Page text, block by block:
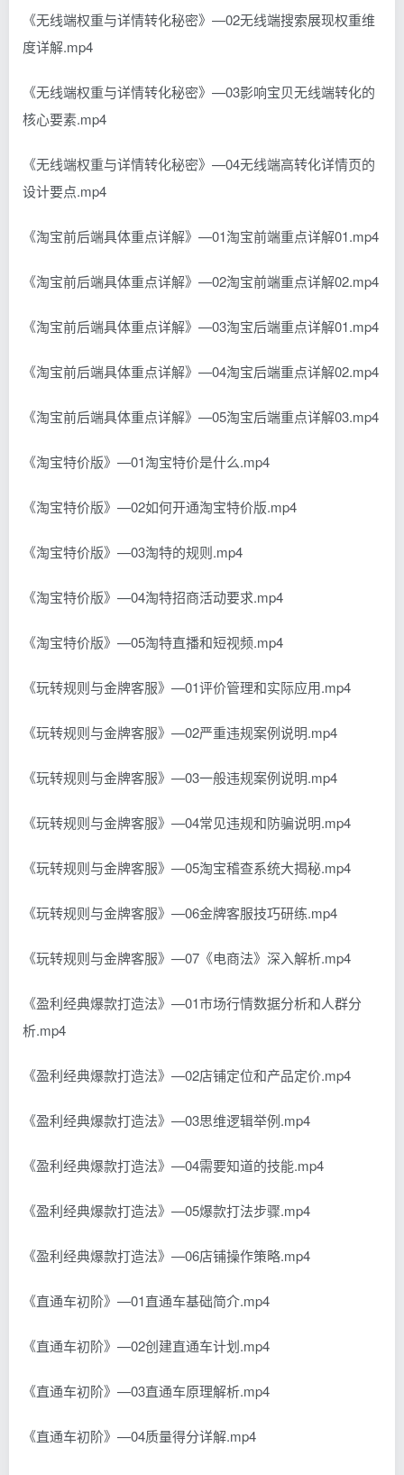
《无线端权重与详情转化秘密》—02无线端搜索展现权重维
度详解.mp4
《无线端权重与详情转化秘密》—03影响宝贝无线端转化的
核心要素.mp4
《无线端权重与详情转化秘密》—04无线端高转化详情页的
设计要点.mp4
《淘宝前后端具体重点详解》—01淘宝前端重点详解01.mp4
《淘宝前后端具体重点详解》—02淘宝前端重点详解02.mp4
《淘宝前后端具体重点详解》—03淘宝后端重点详解01.mp4
《淘宝前后端具体重点详解》—04淘宝后端重点详解02.mp4
《淘宝前后端具体重点详解》—05淘宝后端重点详解03.mp4
《淘宝特价版》—01淘宝特价是什么.mp4
《淘宝特价版》—02如何开通淘宝特价版.mp4
《淘宝特价版》—03淘特的规则.mp4
《淘宝特价版》—04淘特招商活动要求.mp4
《淘宝特价版》—05淘特直播和短视频.mp4
《玩转规则与金牌客服》—01评价管理和实际应用.mp4
《玩转规则与金牌客服》—02严重违规案例说明.mp4
《玩转规则与金牌客服》—03一般违规案例说明.mp4
《玩转规则与金牌客服》—04常见违规和防骗说明.mp4
《玩转规则与金牌客服》—05淘宝稽查系统大揭秘.mp4
《玩转规则与金牌客服》—06金牌客服技巧研练.mp4
《玩转规则与金牌客服》—07《电商法》深入解析.mp4
《盈利经典爆款打造法》—01市场行情数据分析和人群分
析.mp4
《盈利经典爆款打造法》—02店铺定位和产品定价.mp4
《盈利经典爆款打造法》—03思维逻辑举例.mp4
《盈利经典爆款打造法》—04需要知道的技能.mp4
《盈利经典爆款打造法》—05爆款打法步骤.mp4
《盈利经典爆款打造法》—06店铺操作策略.mp4
《直通车初阶》—01直通车基础简介.mp4
《直通车初阶》—02创建直通车计划.mp4
《直通车初阶》—03直通车原理解析.mp4
《直通车初阶》—04质量得分详解.mp4